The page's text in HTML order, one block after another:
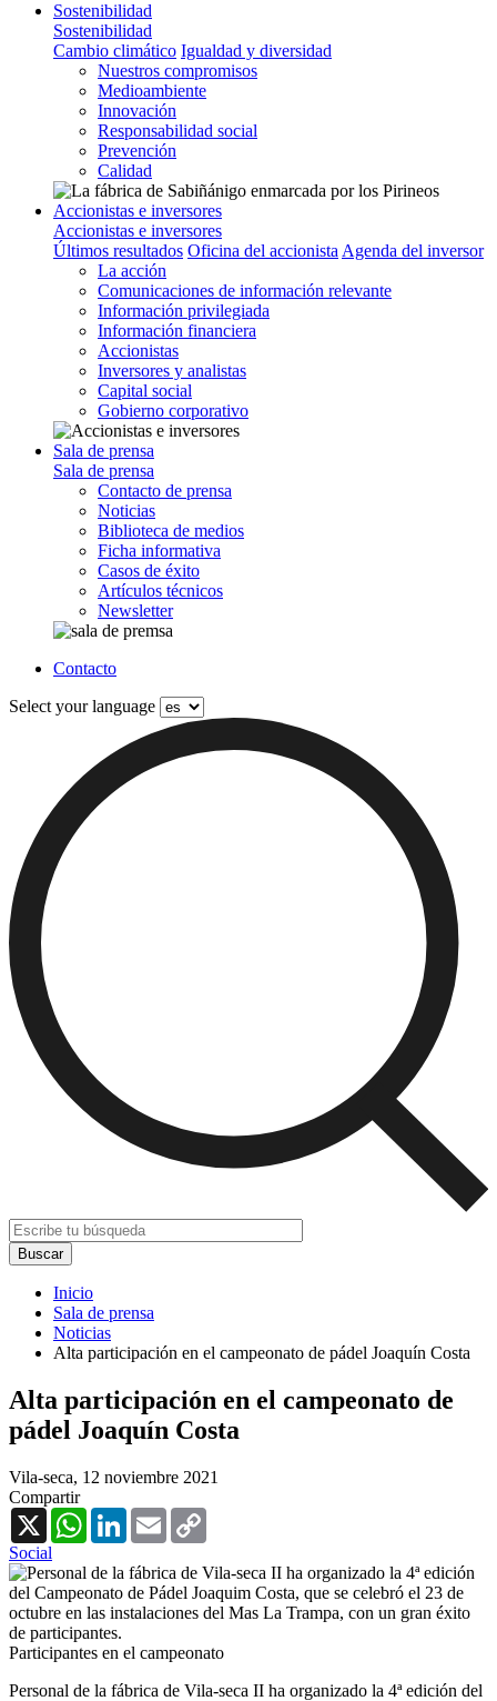
Sostenibilidad
Sostenibilidad
Cambio climático Igualdad y diversidad
Nuestros compromisos
Medioambiente
Innovación
Responsabilidad social
Prevención
Calidad
Accionistas e inversores
Accionistas e inversores
Últimos resultados Oficina del accionista Agenda del inversor
La acción
Comunicaciones de información relevante
Información privilegiada
Información financiera
Accionistas
Inversores y analistas
Capital social
Gobierno corporativo
Sala de prensa
Sala de prensa
Contacto de prensa
Noticias
Biblioteca de medios
Ficha informativa
Casos de éxito
Artículos técnicos
Newsletter
Contacto
Select your language
Inicio
Sala de prensa
Noticias
Alta participación en el campeonato de pádel Joaquín Costa
Alta participación en el campeonato de
pádel Joaquín Costa
Vila-seca, 12 noviembre 2021
Compartir
X
WhatsAppLinkedInEmail
Social
Participantes en el campeonato
Personal de la fábrica de Vila-seca II ha organizado la 4ª edición del